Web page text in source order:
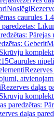
Noslēgi
caurules
paredzētas:
Skrūvju
Caurules
Rezerves daļas
Skrūvju
paredzētas:
daļas